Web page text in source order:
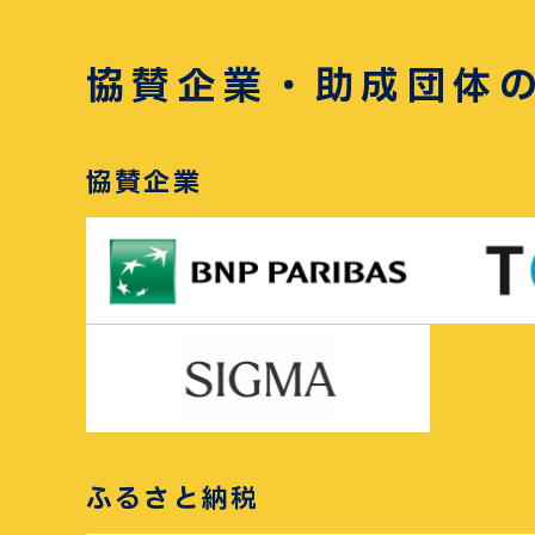
協賛企業・助成団体
協賛企業
ふるさと納税